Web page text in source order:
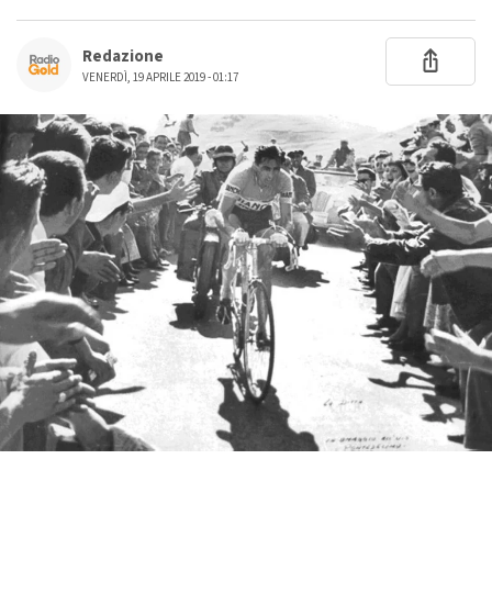
Redazione
VENERDÌ, 19 APRILE 2019 - 01:17